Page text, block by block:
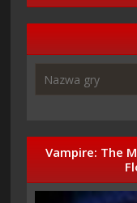
Vampire: The